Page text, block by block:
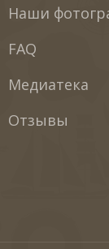
Наши
FAQ
Медиатека
Отзывы